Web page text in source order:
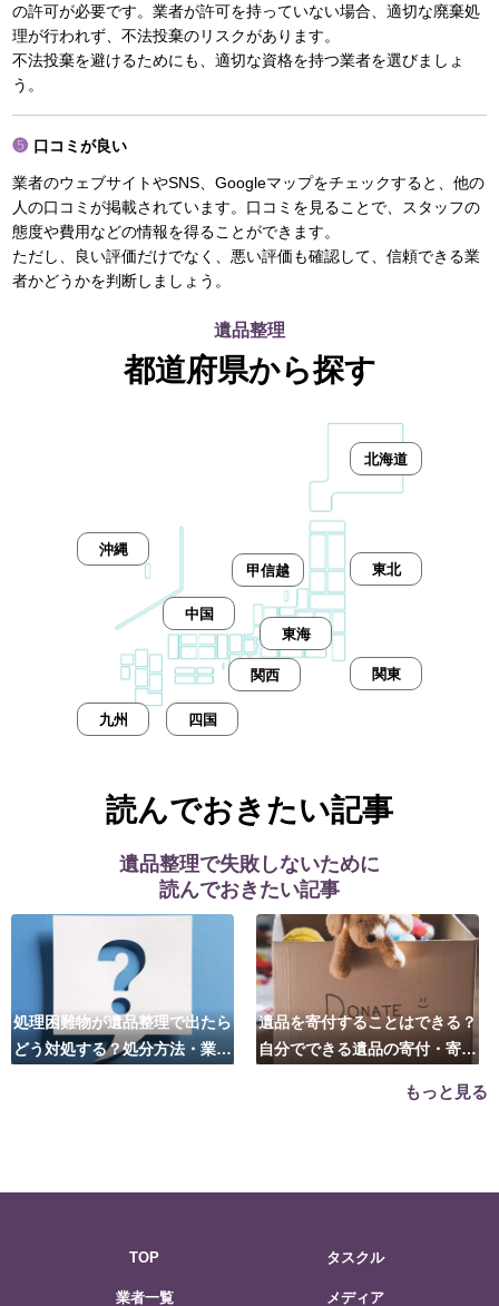
の許可が必要です。業者が許可を持っていない場合、適切な廃棄処
理が行われず、不法投棄のリスクがあります。
不法投棄を避けるためにも、適切な資格を持つ業者を選びましょ
う。
口コミが良い
業者のウェブサイトやSNS、Googleマップをチェックすると、他の
人の口コミが掲載されています。口コミを見ることで、スタッフの
態度や費用などの情報を得ることができます。
ただし、良い評価だけでなく、悪い評価も確認して、信頼できる業
者かどうかを判断しましょう。
遺品整理
都道府県から探す
北海道
東北
甲信越
東海
関東
関西
中国
四国
九州
沖縄
読んでおきたい記事
遺品整理で失敗しないために
読んでおきたい記事
処理困難物が遺品整理で出たら
どう対処する？処分方法・業者
遺品を寄付することはできる？
自分でできる遺品の寄付・寄贈
もっと見る
TOP
業者一覧
タスクル
メディア